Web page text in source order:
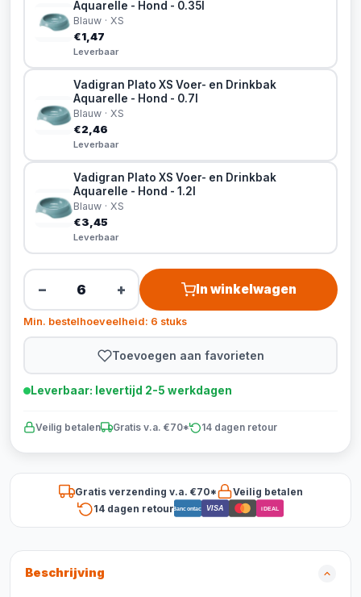
Aquarelle - Hond - 0.35l
Blauw · XS
€1,47
Leverbaar
Vadigran Plato XS Voer- en Drinkbak
Aquarelle - Hond - 0.7l
Blauw · XS
€2,46
Leverbaar
Vadigran Plato XS Voer- en Drinkbak
Aquarelle - Hond - 1.2l
Blauw · XS
€3,45
Leverbaar
− + In winkelwagen
Min. bestelhoeveelheid: 6 stuks
Toevoegen aan favorieten
Leverbaar: levertijd 2-5 werkdagen
Veilig betalen Gratis v.a. €70* 14 dagen retour
Gratis verzending v.a. €70*
Veilig betalen
14 dagen retourBancontact VISA iDEAL
Beschrijving